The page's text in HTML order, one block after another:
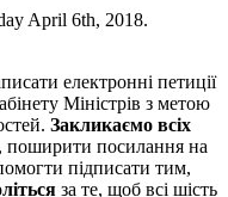
April 6th, 2018.
електронні петиції
Міністрів з метою
Закликаємо всіх
, поширити посилання на
підписати тим,
за те, щоб всі шість